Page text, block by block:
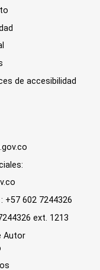
de accesibilidad
+57 602 7244326
ext. 1213
Autor